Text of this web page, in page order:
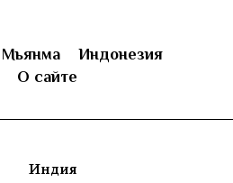
Мьянма
Индонезия
О сайте
Индия